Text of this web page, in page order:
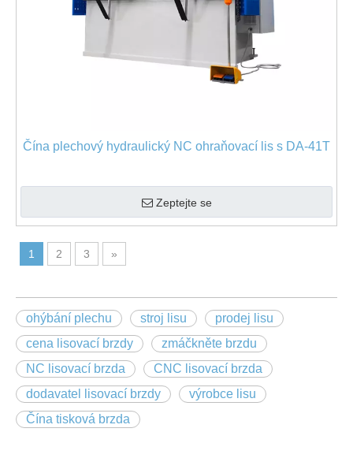
Čína plechový hydraulický NC ohraňovací lis s DA-41T
Zeptejte se
1 2 3 »
ohýbání plechu stroj lisu
prodej lisu
cena lisovací brzdy
zmáčkněte brzdu
NC lisovací brzda
CNC lisovací brzda
dodavatel lisovací brzdy
výrobce lisu
Čína tisková brzda